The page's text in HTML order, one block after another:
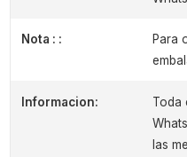
Nota : :
Para
Informacion:
Toda
las